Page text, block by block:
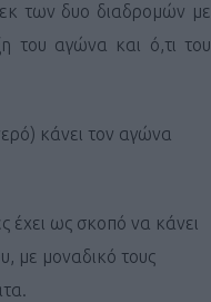
εκ των δυο διαδρομών με
του αγώνα και ό,τι του
κάνει τον αγώνα
έχει ως σκοπό να κάνει
με μοναδικό τους